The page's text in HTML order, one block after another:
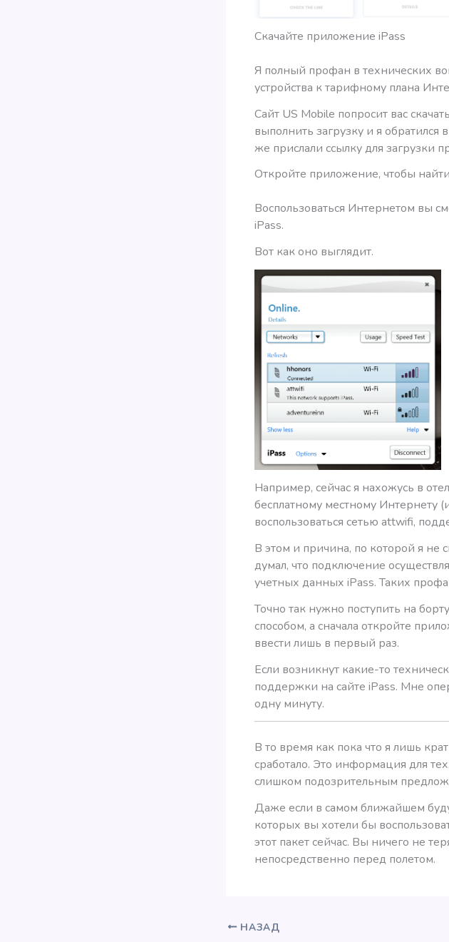
Скачайте приложение iPass
Я полный профан в технических
устройства к тарифному плана
Сайт US Mobile попросит вас
выполнить загрузку и я
же прислали ссылку для загрузки
Откройте приложение, чтобы
Воспользоваться Интернетом вы
iPass.
Вот как оно выглядит.
Например, сейчас я нахожусь в
бесплатному местному Интернету
воспользоваться сетью attwifi,
В этом и причина, по которой я не
думал, что подключение
учетных данных iPass. Таких
Точно так нужно поступить на
способом, а сначала откройте
ввести лишь в первый раз.
Если возникнут какие-то
поддержки на сайте iPass. Мне
одну минуту.
В то время как пока что я лишь
сработало. Это информация для
слишком подозрительным
Даже если в самом ближайшем
которых вы хотели бы
этот пакет сейчас. Вы ничего не
непосредственно перед полетом.
НАЗАД